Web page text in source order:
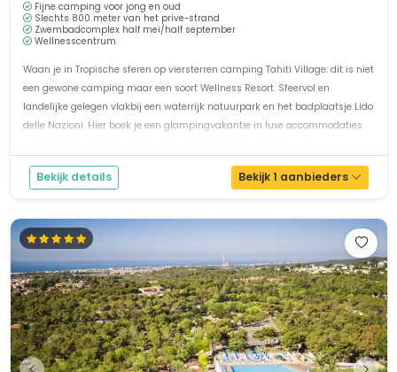
Fijne camping voor jong en oud
Slechts 800 meter van het prive-strand
Zwembadcomplex half mei/half september
Wellnesscentrum
Waan je in Tropische sferen op viersterren camping Tahiti Village: dit is niet
een gewone camping maar een soort Wellness Resort. Sfeervol en
landelijke gelegen vlakbij een waterrijk natuurpark en het badplaatsje Lido
delle Nazioni. Hier boek je een glampingvakantie in luxe accommodaties
Bekijk details Bekijk 1 aanbieders